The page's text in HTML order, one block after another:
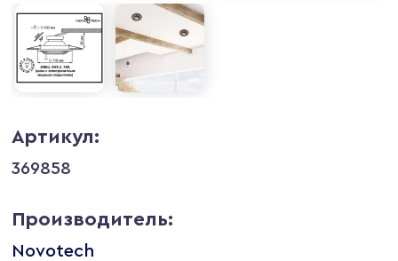
Артикул:
369858
Производитель:
Novotech